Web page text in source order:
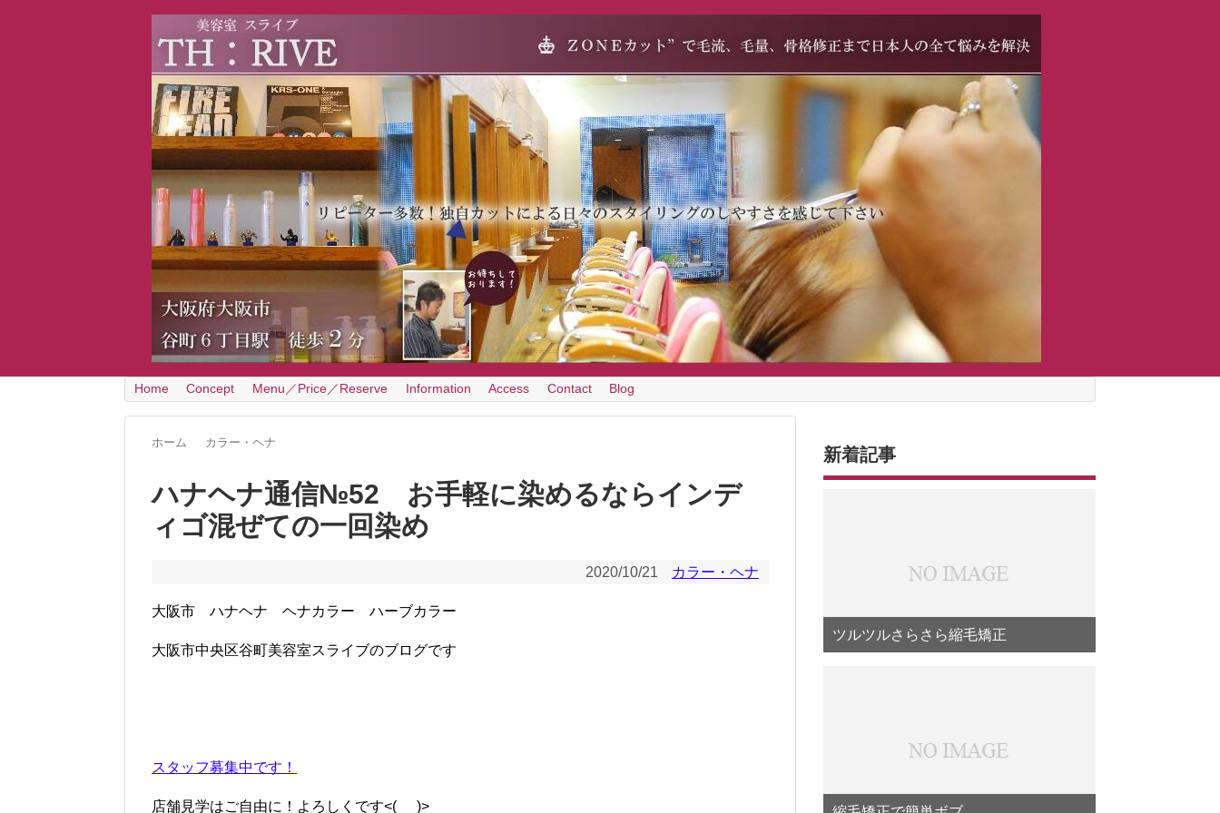
Home Concept Menu／Price／Reserve Information Access Contact Blog
ホーム カラー・ヘナ
ハナヘナ通信№52 お手軽に染めるならインデ
ィゴ混ぜての一回染め
2020/10/21 カラー・ヘナ
大阪市 ハナヘナ ヘナカラー ハーブカラー
大阪市中央区谷町美容室スライブのブログです
スタッフ募集中です！
店舗見学はご自由に！よろしくです<(_ _)>
新着記事
ツルツルさらさら縮毛矯正